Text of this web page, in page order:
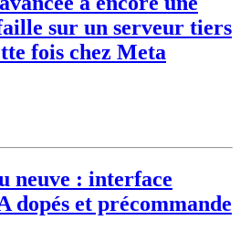
sur un serveur tiers
fois chez Meta
neuve : interface
dopés et précommande